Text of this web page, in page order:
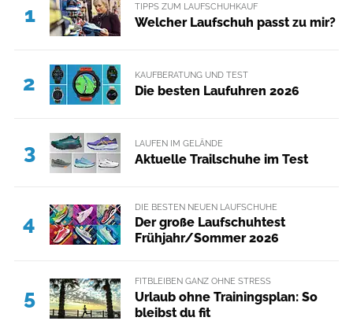
1 TIPPS ZUM LAUFSCHUHKAUF
Welcher Laufschuh passt zu mir?
2 KAUFBERATUNG UND TEST
Die besten Laufuhren 2026
3 LAUFEN IM GELÄNDE
Aktuelle Trailschuhe im Test
4
DIE BESTEN NEUEN LAUFSCHUHE
Der große Laufschuhtest
Frühjahr/Sommer 2026
5
FITBLEIBEN GANZ OHNE STRESS
Urlaub ohne Trainingsplan: So
bleibst du fit